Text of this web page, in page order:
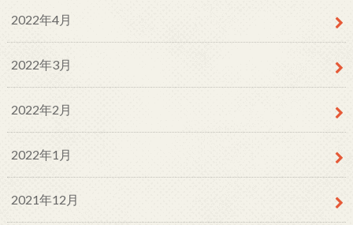
2022年4月
2022年3月
2022年2月
2022年1月
2021年12月